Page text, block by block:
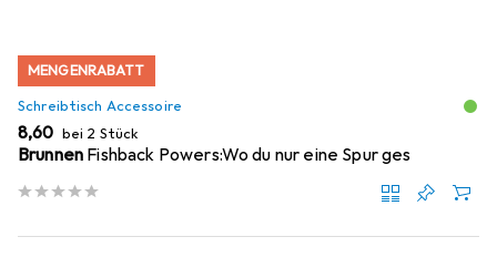
MENGENRABATT
Schreibtisch Accessoire
EUR
8,60 bei 2 Stück
Brunnen Fishback Powers:Wo du nur eine Spur ges